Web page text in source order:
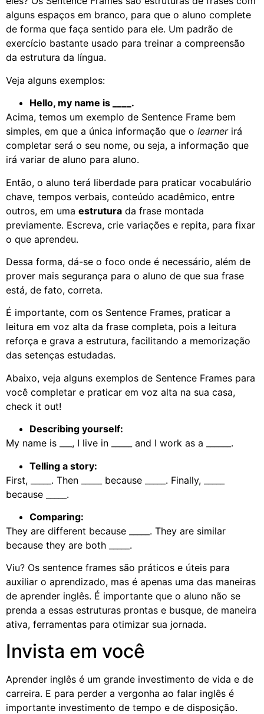
alguns espaços em branco, para que o aluno complete
de forma que faça sentido para ele. Um padrão de
exercício bastante usado para treinar a compreensão
da estrutura da língua.
Veja alguns exemplos:
Hello, my name is ____.
Acima, temos um exemplo de Sentence Frame bem
simples, em que a única informação que o learnerirá
completar será o seu nome, ou seja, a informação que
irá variar de aluno para aluno.
Então, o aluno terá liberdade para praticar vocabulário
chave, tempos verbais, conteúdo acadêmico, entre
outros, em uma estrutura da frase montada
previamente. Escreva, crie variações e repita, para fixar
o que aprendeu.
Dessa forma, dá-se o foco onde é necessário, além de
prover mais segurança para o aluno de que sua frase
está, de fato, correta.
É importante, com os Sentence Frames, praticar a
leitura em voz alta da frase completa, pois a leitura
reforça e grava a estrutura, facilitando a memorização
das setenças estudadas.
Abaixo, veja alguns exemplos de Sentence Frames para
você completar e praticar em voz alta na sua casa,
check it out!
Describing yourself:
My name is ___, I live in _____ and I work as a ______.
Telling a story:
First, _____. Then _____ because _____. Finally, _____
because _____.
Comparing:
They are different because _____. They are similar
because they are both _____.
Viu? Os sentence frames são práticos e úteis para
auxiliar o aprendizado, mas é apenas uma das maneiras
de aprender inglês. É importante que o aluno não se
prenda a essas estruturas prontas e busque, de maneira
ativa, ferramentas para otimizar sua jornada.
Invista em você
Aprender inglês é um grande investimento de vida e de
carreira. E para perder a vergonha ao falar inglês é
importante investimento de tempo e de disposição.